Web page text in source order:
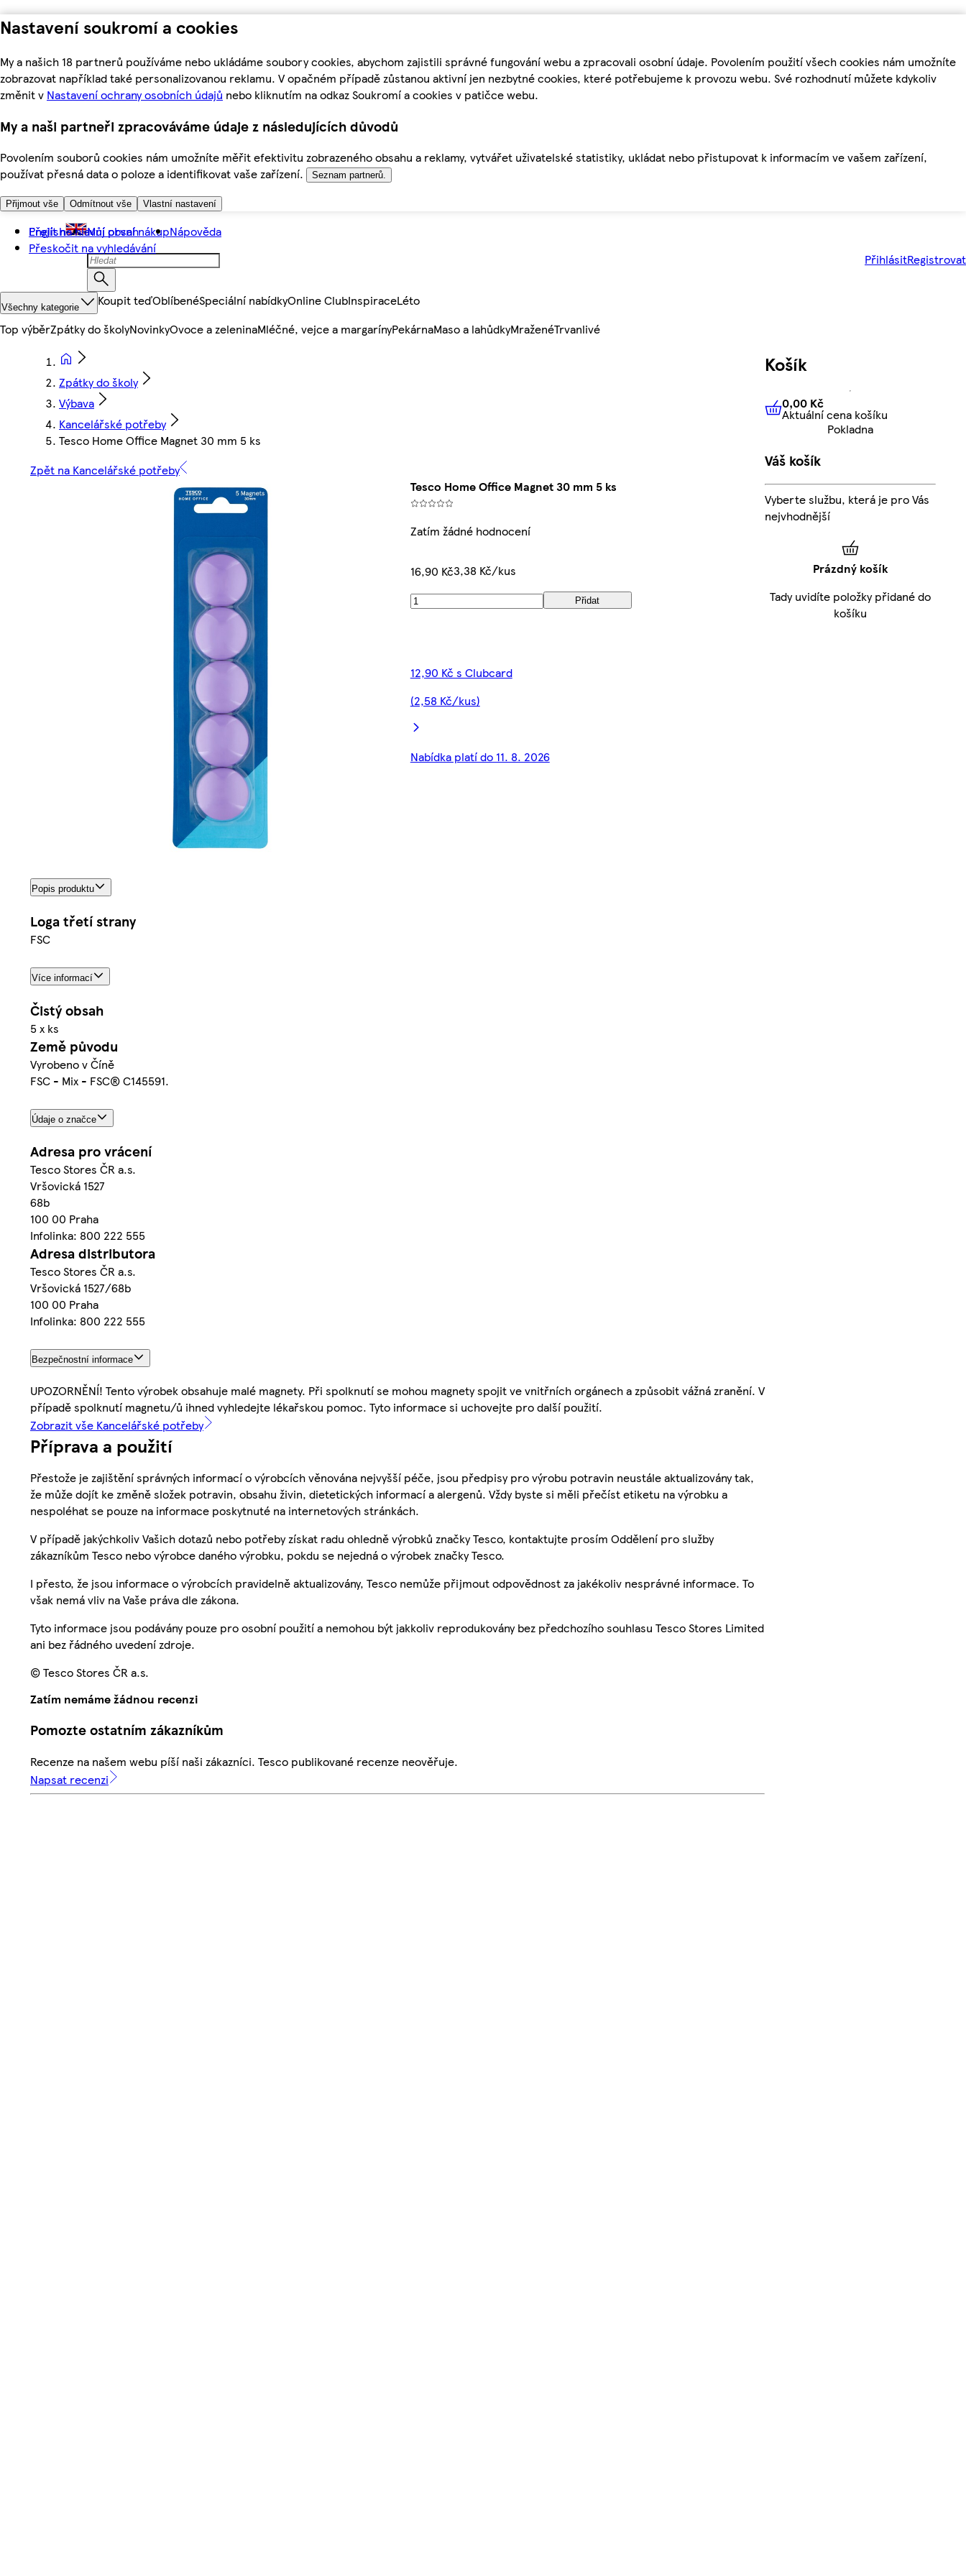
Nastavení soukromí a cookies
My a našich 18 partnerů používáme nebo ukládáme soubory cookies, abychom zajistili správné fungování webu a zpracovali osobní údaje. Povolením použití všech cookies nám umožníte
zobrazovat například také personalizovanou reklamu. V opačném případě zůstanou aktivní jen nezbytné cookies, které potřebujeme k provozu webu. Své rozhodnutí můžete kdykoliv
změnit v Nastavení ochrany osobních údajů nebo kliknutím na odkaz Soukromí a cookies v patičce webu.
My a naši partneři zpracováváme údaje z následujících důvodů
Povolením souborů cookies nám umožníte měřit efektivitu zobrazeného obsahu a reklamy, vytvářet uživatelské statistiky, ukládat nebo přistupovat k informacím ve vašem zařízení,
používat přesná data o poloze a identifikovat vaše zařízení.
Seznam partnerů.
Přijmout vše Odmítnout vše Vlastní nastavení
Přejít na hlavní obsah
Přeskočit na vyhledávání
English Můj první nákupNápověda
PřihlásitRegistrovat
Všechny kategorie Koupit teďOblíbenéSpeciální nabídkyOnline ClubInspiraceLéto
Top výběrZpátky do školyNovinkyOvoce a zeleninaMléčné, vejce a margarínyPekárnaMaso a lahůdkyMraženéTrvanlivé
Zpátky do školy
Výbava
Kancelářské potřeby
Tesco Home Office Magnet 30 mm 5 ks
Zpět na Kancelářské potřeby
Tesco Home Office Magnet 30 mm 5 ks
Zatím žádné hodnocení
16,90 Kč3,38 Kč/kus
Přidat
12,90 Kč s Clubcard
(2,58 Kč/kus)
Nabídka platí do 11. 8. 2026
Popis produktu
Loga třetí strany
FSC
Více informací
Čistý obsah
5 x ks
Země původu
Vyrobeno v Číně
FSC - Mix - FSC® C145591.
Údaje o značce
Adresa pro vrácení
Tesco Stores ČR a.s.
Vršovická 1527
68b
100 00 Praha
Infolinka: 800 222 555
Adresa distributora
Tesco Stores ČR a.s.
Vršovická 1527/68b
100 00 Praha
Infolinka: 800 222 555
Bezpečnostní informace
UPOZORNĚNÍ! Tento výrobek obsahuje malé magnety. Při spolknutí se mohou magnety spojit ve vnitřních orgánech a způsobit vážná zranění. V
případě spolknutí magnetu/ů ihned vyhledejte lékařskou pomoc. Tyto informace si uchovejte pro další použití.
Zobrazit vše Kancelářské potřeby
Příprava a použití
Přestože je zajištění správných informací o výrobcích věnována nejvyšší péče, jsou předpisy pro výrobu potravin neustále aktualizovány tak,
že může dojít ke změně složek potravin, obsahu živin, dietetických informací a alergenů. Vždy byste si měli přečíst etiketu na výrobku a
nespoléhat se pouze na informace poskytnuté na internetových stránkách.
V případě jakýchkoliv Vašich dotazů nebo potřeby získat radu ohledně výrobků značky Tesco, kontaktujte prosím Oddělení pro služby
zákazníkům Tesco nebo výrobce daného výrobku, pokdu se nejedná o výrobek značky Tesco.
I přesto, že jsou informace o výrobcích pravidelně aktualizovány, Tesco nemůže přijmout odpovědnost za jakékoliv nesprávné informace. To
však nemá vliv na Vaše práva dle zákona.
Tyto informace jsou podávány pouze pro osobní použití a nemohou být jakkoliv reprodukovány bez předchozího souhlasu Tesco Stores Limited
ani bez řádného uvedení zdroje.
© Tesco Stores ČR a.s.
Zatím nemáme žádnou recenzi
Pomozte ostatním zákazníkům
Recenze na našem webu píší naši zákazníci. Tesco publikované recenze neověřuje.
Napsat recenzi
Košík
0,00 KčAktuální cena košíku
0,00 Kč
Aktuální cena košíku
Pokladna
Váš košík
Vyberte službu, která je pro Vás
nejvhodnější
Prázdný košík
Tady uvidíte položky přidané do
košíku